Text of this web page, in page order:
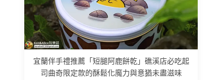
宜蘭伴手禮推薦「短腿阿鹿餅乾」礁溪店必吃起
司曲奇限定款的酥鬆化魔力與意猶未盡滋味